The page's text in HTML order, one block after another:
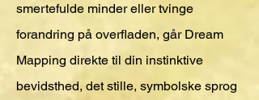
smertefulde minder eller tvinge
forandring på overfladen, går Dream
Mapping direkte til din instinktive
bevidsthed, det stille, symbolske sprog